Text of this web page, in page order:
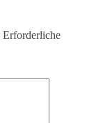
Erforderliche